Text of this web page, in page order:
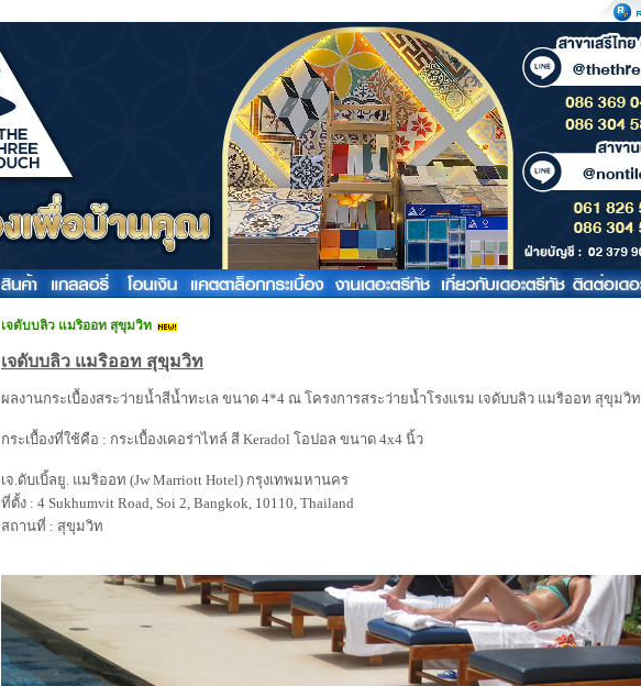
เจดับบลิว แมริออท สุขุมวิท
เจดับบลิว แมริออท สุขุมวิท
ผลงานกระเบื้องสระว่ายน้ำสีน้ำทะเล ขนาด 4*4 ณ โครงการสระว่ายน้ำโรงแรม เจดับบลิว แมริออท สุขุมวิท
กระเบื้องที่ใช้คือ : กระเบื้องเคอร่าไทล์ สี Keradol โอปอล ขนาด 4x4 นิ้ว
เจ.ดับเบิ้ลยู. แมริออท (Jw Marriott Hotel) กรุงเทพมหานคร
ที่ตั้ง : 4 Sukhumvit Road, Soi 2, Bangkok, 10110, Thailand
สถานที่ : สุขุมวิท